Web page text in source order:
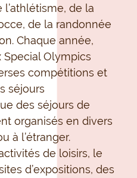
de la
de la randonnée
Chaque année,
Olympics
compétitions et
séjours
des séjours de
organisés en divers
à l’étranger.
de loisirs, le
d’expositions, des